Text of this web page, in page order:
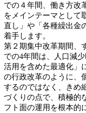
での４年間、働き方改
をメインテーマとして
直し」や「各種繰出金
着手します。
第２期集中改革期間、
での4年間は、人口減
活用を含めた最適化」
の行政改革のように、
するのではなく、きめ
づくりの点で、積極的
フト面の運用を根本的